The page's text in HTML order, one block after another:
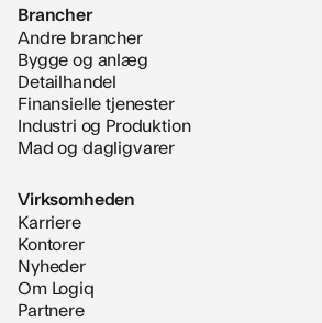
Brancher
Andre brancher
Bygge og anlæg
Detailhandel
Finansielle tjenester
Industri og Produktion
Mad og dagligvarer
Virksomheden
Karriere
Kontorer
Nyheder
Om Logiq
Partnere